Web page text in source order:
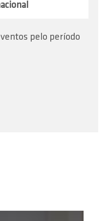
pelo período